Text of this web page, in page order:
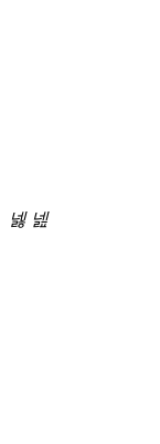
넳 넲